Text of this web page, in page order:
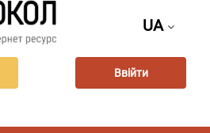
UA
Ввійти